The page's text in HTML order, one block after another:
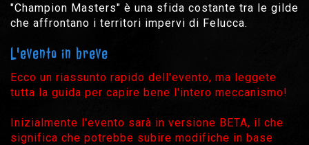
"Champion Masters" è una sfida costante tra le gilde
che affrontano i territori impervi di Felucca.
L'evento in breve
Ecco un riassunto rapido dell'evento, ma leggete
tutta la guida per capire bene l'intero meccanismo!
Inizialmente l'evento sarà in versione BETA, il che
significa che potrebbe subire modifiche in base